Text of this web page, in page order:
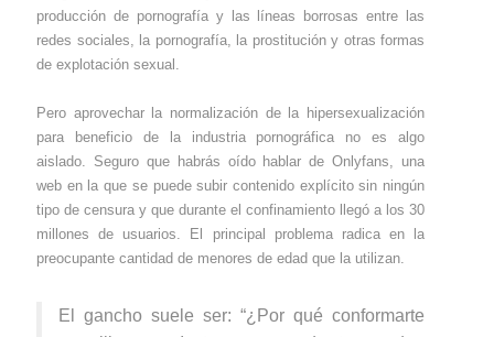
producción de pornografía y las líneas borrosas entre las
redes sociales, la pornografía, la prostitución y otras formas
de explotación sexual.
Pero aprovechar la normalización de la hipersexualización
para beneficio de la industria pornográfica no es algo
aislado. Seguro que habrás oído hablar de Onlyfans, una
web en la que se puede subir contenido explícito sin ningún
tipo de censura y que durante el confinamiento llegó a los 30
millones de usuarios. El principal problema radica en la
preocupante cantidad de menores de edad que la utilizan.
El gancho suele ser: “¿Por qué conformarte